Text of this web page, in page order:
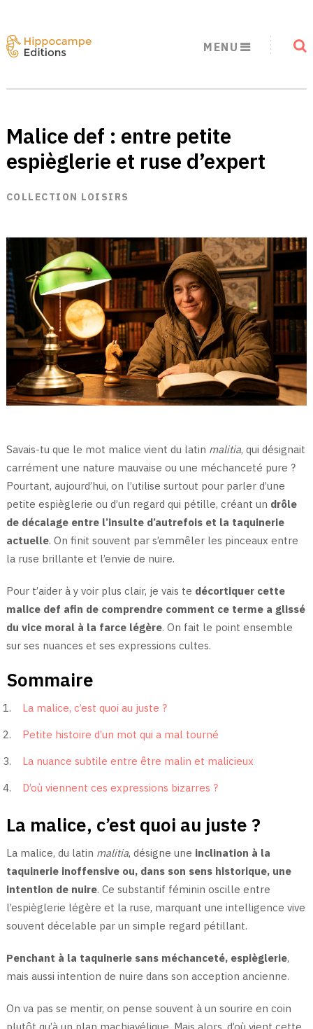
MENU
Malice def : entre petite
espièglerie et ruse d’expert
COLLECTION LOISIRS
Savais-tu que le mot malice vient du latin malitia, qui désignait
carrément une nature mauvaise ou une méchanceté pure ?
Pourtant, aujourd’hui, on l’utilise surtout pour parler d’une
petite espièglerie ou d’un regard qui pétille, créant un drôle
de décalage entre l’insulte d’autrefois et la taquinerie
actuelle. On finit souvent par s’emmêler les pinceaux entre
la ruse brillante et l’envie de nuire.
Pour t’aider à y voir plus clair, je vais te décortiquer cette
malice def afin de comprendre comment ce terme a glissé
du vice moral à la farce légère. On fait le point ensemble
sur ses nuances et ses expressions cultes.
Sommaire
La malice, c’est quoi au juste ?
Petite histoire d’un mot qui a mal tourné
La nuance subtile entre être malin et malicieux
D’où viennent ces expressions bizarres ?
La malice, c’est quoi au juste ?
La malice, du latin malitia, désigne une inclination à la
taquinerie inoffensive ou, dans son sens historique, une
intention de nuire. Ce substantif féminin oscille entre
l’espièglerie légère et la ruse, marquant une intelligence vive
souvent décelable par un simple regard pétillant.
Penchant à la taquinerie sans méchanceté, espièglerie,
mais aussi intention de nuire dans son acception ancienne.
On va pas se mentir, on pense souvent à un sourire en coin
plutôt qu’à un plan machiavélique. Mais alors, d’où vient cette